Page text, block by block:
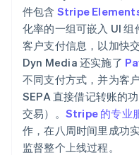
件包含 Stripe
化率的一组可嵌入 UI 组
客户支付信息，以加快
Dyn Media 还实施了
不同支付方式，并为客
SEPA 直接借记转账的
交易）。 Stripe 的专业
作，在八周时间里成功
监督整个上线过程。